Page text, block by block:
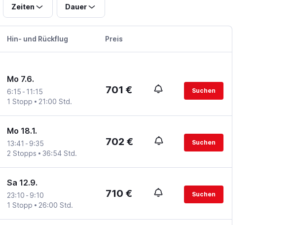
Zeiten Dauer
Hin- und Rückflug Preis
Mo 7.6.
6:15 - 11:15
1 Stopp
21:00 Std.
701 € Suchen
Mo 18.1.
13:41 - 9:35
2 Stopps
36:54 Std.
702 € Suchen
Sa 12.9.
23:10 - 9:10
1 Stopp
26:00 Std.
710 € Suchen